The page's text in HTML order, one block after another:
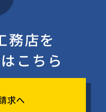
務店を
こちら
求へ